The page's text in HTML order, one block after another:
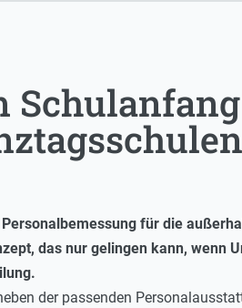
für die
das nur gelingen kann, wenn
der passenden